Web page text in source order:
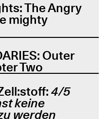
The Angry
mighty
Outer
Two
4/5
keine
werden